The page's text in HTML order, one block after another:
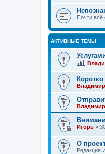
Почти всё
АКТИВНЫЕ ТЕМЫ
Владимир
Владимир
Игорь »
О
Редакция